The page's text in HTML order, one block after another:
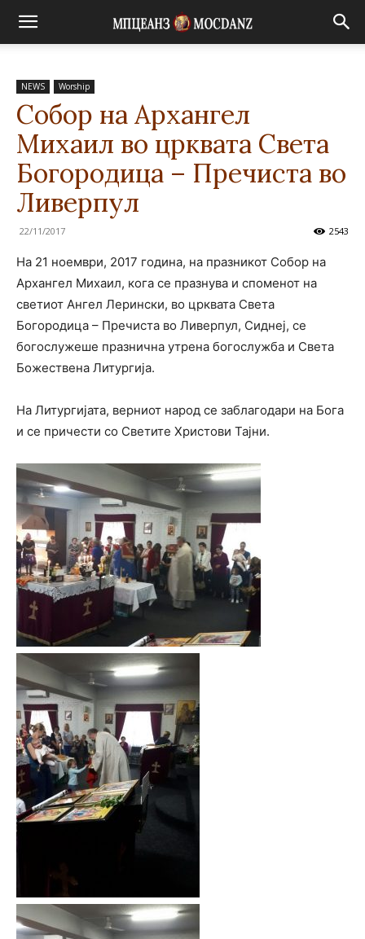
NEWS Worship
Собор на Архангел
Михаил во црквата Света
Богородица – Пречиста во
Ливерпул
22/11/2017 2543
На 21 ноември, 2017 година, на празникот Собор на
Архангел Михаил, кога се празнува и споменот на
светиот Ангел Лерински, во црквата Света
Богородица – Пречиста во Ливерпул, Сиднеј, се
богослужеше празнична утрена богослужба и Света
Божествена Литургија.
На Литургијата, верниот народ се заблагодари на Бога
и се причести со Светите Христови Тајни.